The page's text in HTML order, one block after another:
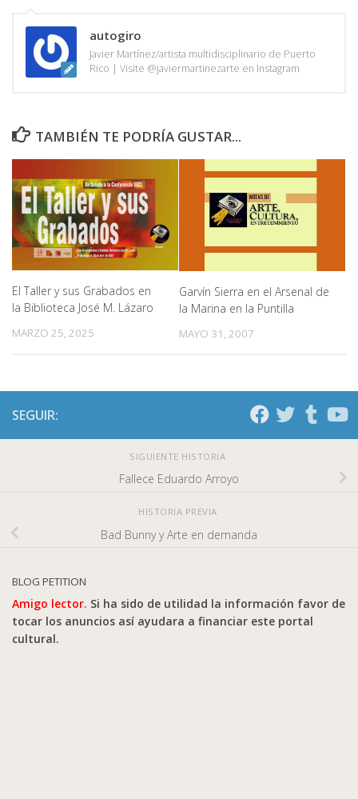
autogiro
Javier Martínez/artista multidisciplinario de Puerto
Rico | Visite @javiermartinezarte en Instagram
TAMBIÉN TE PODRÍA GUSTAR...
El Taller y sus Grabados en
la Biblioteca José M. Lázaro
MARZO 25, 2025
Garvín Sierra en el Arsenal de
la Marina en la Puntilla
MAYO 31, 2007
SEGUIR:
SIGUIENTE HISTORIA
Fallece Eduardo Arroyo
HISTORIA PREVIA
Bad Bunny y Arte en demanda
BLOG PETITION
Amigo lector. Si ha sido de utilidad la información favor de
tocar los anuncios así ayudara a financiar este portal
cultural.